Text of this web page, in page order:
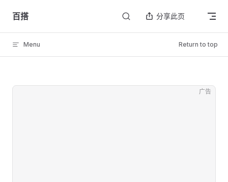
Skip to content
百搭 分享此页
Menu Return to top
广告